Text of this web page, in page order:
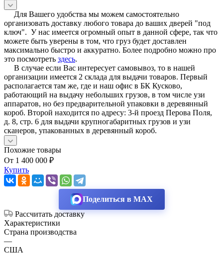
Для Вашего удобства мы можем самостоятельно
организовать доставку любого товара до ваших дверей "под
ключ". У нас имеется огромный опыт в данной сфере, так что
можете быть уверены в том, что груз будет доставлен
максимально быстро и аккуратно. Более подробно можно про
это посмотреть здесь.
В случае если Вас интересует самовывоз, то в нашей
организации имеется 2 склада для выдачи товаров. Первый
располагается там же, где и наш офис в БК Кусково,
работающий на выдачу небольших грузов, в том числе узи
аппаратов, но без предварительной упаковки в деревянный
короб. Второй находится по адресу: 3-й проезд Перова Поля,
д. 8, стр. 6 для выдачи крупногабаритных грузов и узи
сканеров, упакованных в деревянный короб.
Похожие товары
От 1 400 000 ₽
Купить
Поделиться в MAX
Рассчитать доставку
Характеристики
Страна производства
—
США